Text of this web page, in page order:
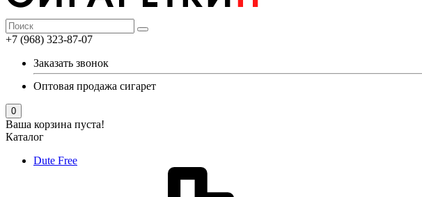
+7 (968) 323-87-07
Заказать звонок
Оптовая продажа сигарет
0
Ваша корзина пуста!
Каталог
Dute Free